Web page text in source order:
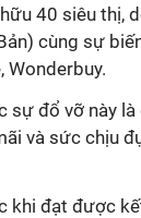
40 siêu thị,
cùng sự
Wonderbuy.
sự đổ vỡ này là
và sức chịu
khi đạt được